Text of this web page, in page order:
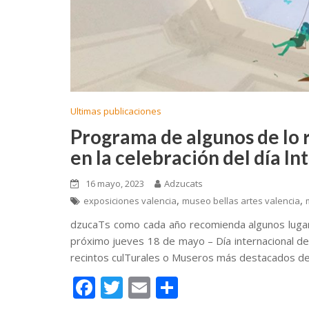
Ultimas publicaciones
Programa de algunos de
en la celebración del día
16 mayo, 2023
Adzucats
exposiciones valencia, museo bellas artes valencia,
dzucaTs como cada año recomienda algunos
próximo jueves 18 de mayo – Día internacional
recintos culTurales o Museros más destacados
F T E